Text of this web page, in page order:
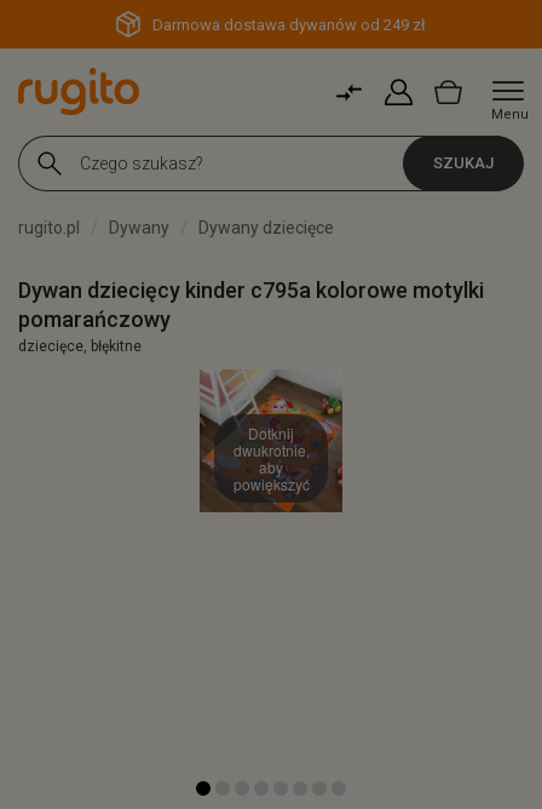
Darmowa dostawa dywanów od 249 zł
Menu
SZUKAJ
rugito.pl Dywany Dywany dziecięce
Dywan dziecięcy kinder c795a kolorowe motylki
pomarańczowy
dziecięce, błękitne
Dotknij
dwukrotnie,
aby
powiększyć